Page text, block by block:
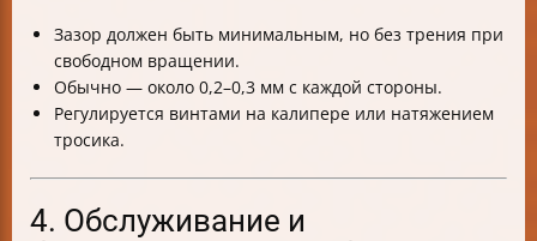
Зазор должен быть минимальным, но без трения при
свободном вращении.
Обычно — около 0,2–0,3 мм с каждой стороны.
Регулируется винтами на калипере или натяжением
тросика.
4. Обслуживание и